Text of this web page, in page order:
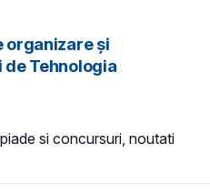
organizare şi
Tehnologia
si concursuri, noutati